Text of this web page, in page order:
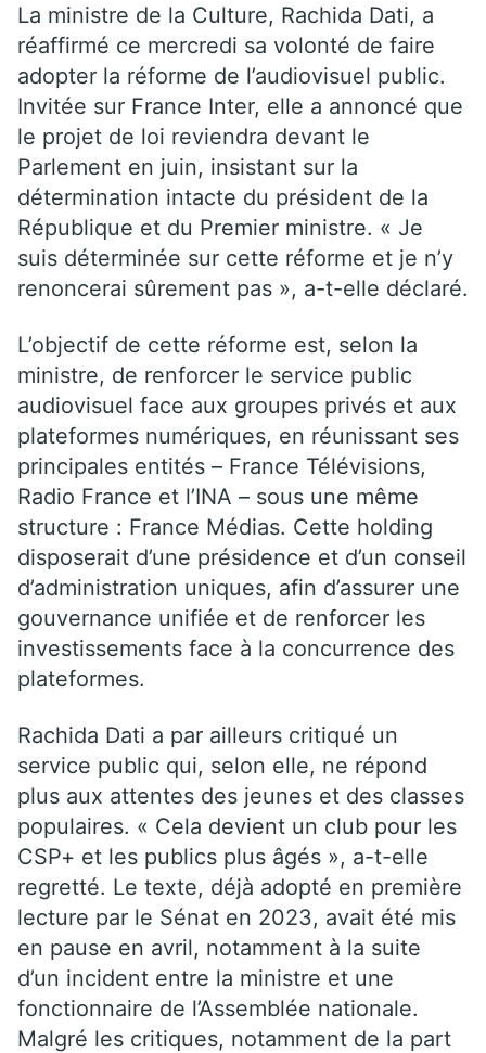
La ministre de la Culture, Rachida Dati, a
réaffirmé ce mercredi sa volonté de faire
adopter la réforme de l’audiovisuel public.
Invitée sur France Inter, elle a annoncé que
le projet de loi reviendra devant le
Parlement en juin, insistant sur la
détermination intacte du président de la
République et du Premier ministre. « Je
suis déterminée sur cette réforme et je n’y
renoncerai sûrement pas », a-t-elle déclaré.
L’objectif de cette réforme est, selon la
ministre, de renforcer le service public
audiovisuel face aux groupes privés et aux
plateformes numériques, en réunissant ses
principales entités – France Télévisions,
Radio France et l’INA – sous une même
structure : France Médias. Cette holding
disposerait d’une présidence et d’un conseil
d’administration uniques, afin d’assurer une
gouvernance unifiée et de renforcer les
investissements face à la concurrence des
plateformes.
Rachida Dati a par ailleurs critiqué un
service public qui, selon elle, ne répond
plus aux attentes des jeunes et des classes
populaires. « Cela devient un club pour les
CSP+ et les publics plus âgés », a-t-elle
regretté. Le texte, déjà adopté en première
lecture par le Sénat en 2023, avait été mis
en pause en avril, notamment à la suite
d’un incident entre la ministre et une
fonctionnaire de l’Assemblée nationale.
Malgré les critiques, notamment de la part